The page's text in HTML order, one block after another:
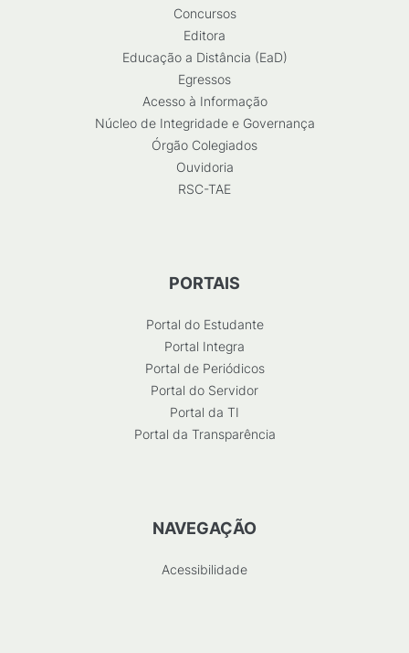
Concursos
Editora
Educação a Distância (EaD)
Egressos
Acesso à Informação
Núcleo de Integridade e Governança
Órgão Colegiados
Ouvidoria
RSC-TAE
PORTAIS
Portal do Estudante
Portal Integra
Portal de Periódicos
Portal do Servidor
Portal da TI
Portal da Transparência
NAVEGAÇÃO
Acessibilidade